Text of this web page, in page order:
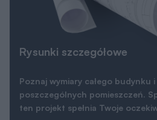
Rysunki szczegółowe
Poznaj wymiary całego budynku i
poszczególnych pomieszczeń.
ten projekt spełnia Twoje